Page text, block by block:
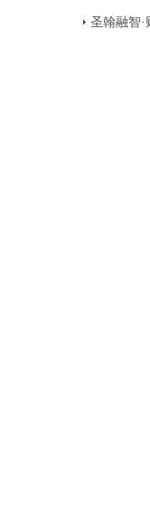
圣翰融智